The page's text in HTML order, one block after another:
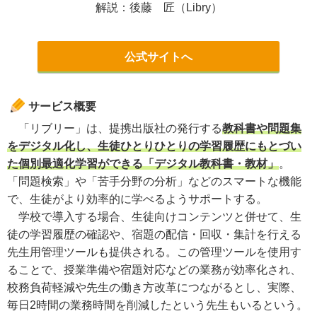
解説：後藤 匠（Libry）
公式サイトへ
サービス概要
「リブリー」は、提携出版社の発行する教科書や問題集
をデジタル化し、生徒ひとりひとりの学習履歴にもとづい
た個別最適化学習ができる「デジタル教科書・教材」。
「問題検索」や「苦手分野の分析」などのスマートな機能
で、生徒がより効率的に学べるようサポートする。
学校で導入する場合、生徒向けコンテンツと併せて、生
徒の学習履歴の確認や、宿題の配信・回収・集計を行える
先生用管理ツールも提供される。この管理ツールを使用す
ることで、 授業準備や宿題対応などの業務が効率化され、
校務負荷軽減や先生の働き方改革につながるとし、実際、
毎日2時間の業務時間を削減したという先生もいるという。